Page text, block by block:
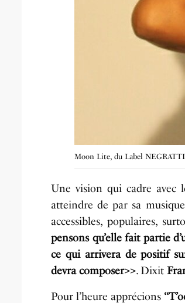
Moon Lite, du Label
Une vision qui cadre avec
atteindre de par sa
accessibles, populaires,
pensons qu’elle fait partie
ce qui arrivera de positif
devra composer>>. Dixit
Pour l’heure apprécions